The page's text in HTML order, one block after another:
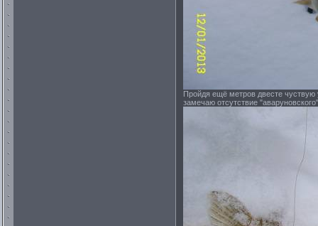
Пройдя ещё метров двесте чуствую
замечаю отсутствие